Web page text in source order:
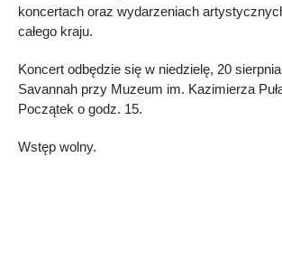
koncertach oraz wydarzeniach
całego kraju.
Koncert odbędzie się w niedzielę, 20
Savannah przy Muzeum im. Kazimierza
Początek o godz. 15.
Wstęp wolny.